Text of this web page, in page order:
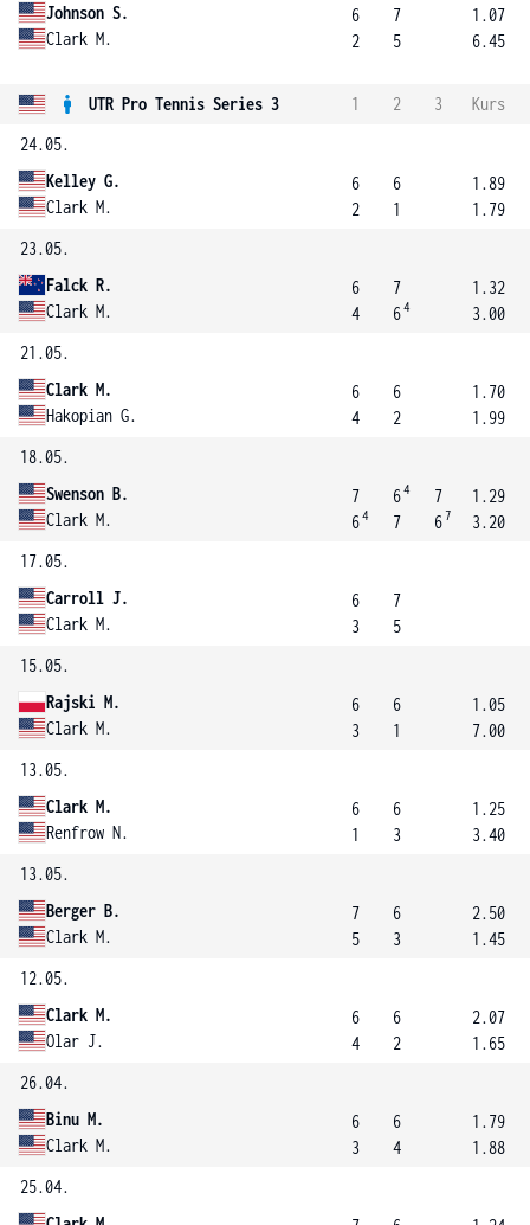
Johnson S.
Clark M.
6
2
7
5
1.07
6.45
UTR Pro Tennis Series 3 1 2 3
Kurs
24.05.
Kelley G.
Clark M.
6
2
6
1
1.89
1.79
23.05.
Falck R.
Clark M.
6
4
7
64
1.32
3.00
21.05.
Clark M.
Hakopian G.
6
4
6
2
1.70
1.99
18.05.
Swenson B.
Clark M.
7
64
64
7
7
67
1.29
3.20
17.05.
Carroll J.
Clark M.
6
3
7
5
15.05.
Rajski M.
Clark M.
6
3
6
1
1.05
7.00
13.05.
Clark M.
Renfrow N.
6
1
6
3
1.25
3.40
13.05.
Berger B.
Clark M.
7
5
6
3
2.50
1.45
12.05.
Clark M.
Olar J.
6
4
6
2
2.07
1.65
26.04.
Binu M.
Clark M.
6
3
6
4
1.79
1.88
25.04.